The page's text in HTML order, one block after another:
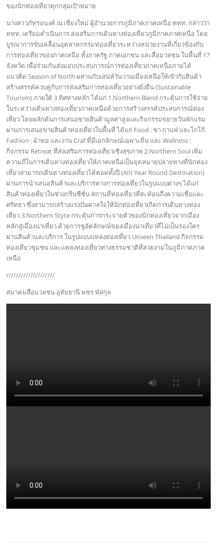
ของนักท่องเที่ยวทุกกลุ่มเป้าหมาย
นางสาวภัทรอนงค์ ณ เชียงใหม่ ผู้อำนวยการภูมิภาคภาคเหนือ ททท. กล่าวว่า
ททท. เตรียมดำเนินการ.ส่งเสริมการเดินทางท่องเที่ยวภูมิภาคภาศเหนือ โดย
บูรณาการขับเคลื่อนอุตสาหกรรมท่องเที่ยวระหว่างหน่วยงานที่เกี่ยวข้องกับ
การท่องเที่ยวของภาคเหนือ ทั้งภาครัฐ ภาคเอกชน และสื่อมวลชน ในพื้นที่ 17
จังหวัด เพื่อร่วมกันส่งมอบประสบการณ์การท่องเที่ยวภาคเหนือภายได้
แนวคิด Season of North ผสานกับเสน่ห์วันวานเมืองเหนือให้เข้ากับสินค้า
สร้างสรรค์ควบคู่กับการส่งเสริมการท่องเที่ยวอย่างยั่งยืน (Sustainable
Tourism) ภายใต้ 3 ทิศทางหลัก ได้แก่ 1.Northern Blend กระตุ้นการใช้จ่าย
ในระหว่างเดินทางท่องเที่ยวภาคเหนือด้วยการสร้างสรรค์ประสบการณ์ท่อง
เที่ยว โดยผลักดันการเสนอชายสินค้ามูลค่าสูงและกิจกรรมขยายวันพักแรม
ผ่านการเสนอขายสินค้าท่องเที่ยวในพื้นที่ ได้แก่ Food : ชา กาแฟ และโกโก้
Fashion : ผ้าทอ และงาน Craf ที่มีเอกลักษณ์เฉพาะถิ่น และ Wellness :
กิจกรรม Retreat ที่ส่งเสริมการท่องเที่ยวเชิงสุขภาพ 2.Northern Soul เพิ่ม
ความถี่ในการเดินทางท่องเที่ยวให้ภาคเหนือเป็นจุดหมายปลายทางที่นักท่อง
เที่ยวสามารถเดินทางท่องเที่ยวได้ตอดทั้งปี (AIII Year Round Destination)
ผ่านการนำเสนอสินค้าและบริการทางการท่องเที่ยวในรูปแบบต่างๆ ได้แก่
สินค้าท่องเที่ยวในช่วงกรีนซีซั่น สถานที่ท่องเที่ยวที่สะท้อนถึงความเชื่อและ
ศรัทธา ซึ่งสามารถสร้างแรงปันดาลใจให้นักท่องเที่ยวเกิดการเดินทางท่อง
เที่ยว 3.Northern Styte กระตุ้นการกระจายตัวของนักท่องเที่ยวจากเมือง
หลักสู่เมืองน่าเที่ยว ด้วยการชูอัตลักษณ์ของเมืองน่าเที่ยวที่ไม่เป็นรองใคร
ผ่านสินค้าและบริการ ในรูปแบบแหล่งท่องเที่ยว Unseen Thailand กิจกรรม
ท่องเที่ยวชุมชน และแหล่งท่องเที่ยวทางธรรมชาติที่สวยงามในภูมิภาคภาค
เหนือ
////////////////////
สมาคมสื่อมวลชน อุทัยธานี พชร พัสกุล